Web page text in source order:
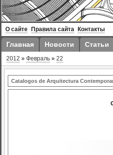
О сайте Правила сайта Контакты
Главная Новости Статьи
2012 » Февраль » 22
Catalogos de Arquitectura